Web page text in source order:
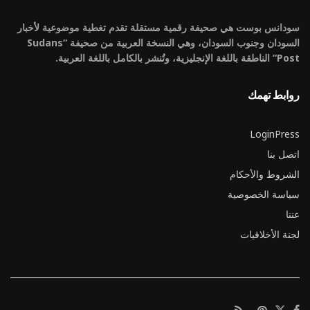
سودانس بوست هي صحيفة رقمية مستقلة تقدم تغطية موضوعية لأخبار
السودان وجنوب السودان، وهي النسخة العربية من صحيفة “Sudans
Post” الناطقة باللغة الإنجليزية، وتُنشر بالكامل باللغة العربية.
روابط تهمك
LoginPress
اتصل بنا
الشروط والأحكام
سياسة الخصوصية
عننا
لجنة الأخلاقيات